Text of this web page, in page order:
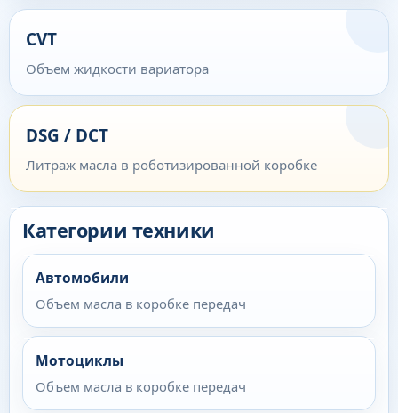
CVT
Объем жидкости вариатора
DSG / DCT
Литраж масла в роботизированной коробке
Категории техники
Автомобили
Объем масла в коробке передач
Мотоциклы
Объем масла в коробке передач